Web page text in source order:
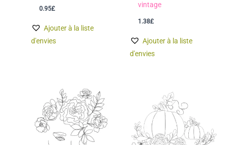
0.95£
Ajouter à la liste
d'envies
vintage
1.38£
Ajouter à la liste
d'envies